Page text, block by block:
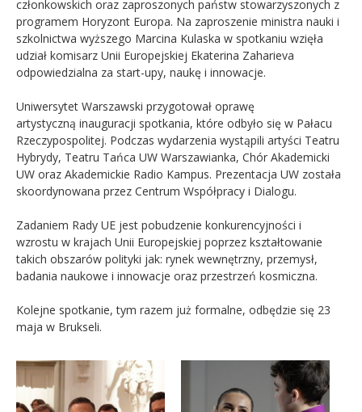
członkowskich oraz zaproszonych państw stowarzyszonych z
programem Horyzont Europa. Na zaproszenie ministra nauki i
szkolnictwa wyższego Marcina Kulaska w spotkaniu wzięła
udział komisarz Unii Europejskiej Ekaterina Zaharieva
odpowiedzialna za start-upy, naukę i innowacje.
Uniwersytet Warszawski przygotował oprawę
artystyczną inauguracji spotkania, które odbyło się w Pałacu
Rzeczypospolitej. Podczas wydarzenia wystąpili artyści Teatru
Hybrydy, Teatru Tańca UW Warszawianka, Chór Akademicki
UW oraz Akademickie Radio Kampus. Prezentacja UW została
skoordynowana przez Centrum Współpracy i Dialogu.
Zadaniem Rady UE jest pobudzenie konkurencyjności i
wzrostu w krajach Unii Europejskiej poprzez kształtowanie
takich obszarów polityki jak: rynek wewnętrzny, przemysł,
badania naukowe i innowacje oraz przestrzeń kosmiczna.
Kolejne spotkanie, tym razem już formalne, odbędzie się 23
maja w Brukseli.